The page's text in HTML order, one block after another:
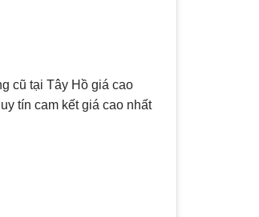
cũ tại Tây Hồ giá cao
tín cam kết giá cao nhất